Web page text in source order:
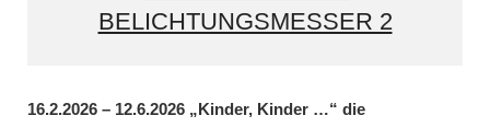
BELICHTUNGSMESSER 2
16.2.2026 – 12.6.2026 „Kinder, Kinder …“ die